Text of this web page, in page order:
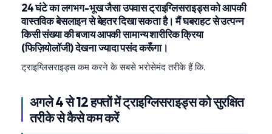
24 घंटे का लगभग-भूख जैसा उपवास ट्राइग्लिसराइड्स को आपकी
वास्तविक बेसलाइन से बेहतर दिखा सकता है। मैं घबराहट से उत्पन्न
किसी संख्या की बजाय आपकी सामान्य शारीरिक क्रिया
(फिज़ियोलॉजी) देखना ज्यादा पसंद करूँगा।
ट्राइग्लिसराइड्स कम करने के सबसे भरोसेमंद तरीके हैं कि.
अगले 4 से 12 हफ्तों में ट्राइग्लिसराइड्स को सुरक्षित
तरीके से कैसे कम करें
ไทย
ဗမာစာ
አማርኛ
Українська